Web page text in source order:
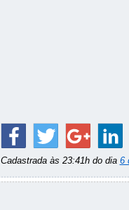
Cadastrada às 23:41h do dia 6